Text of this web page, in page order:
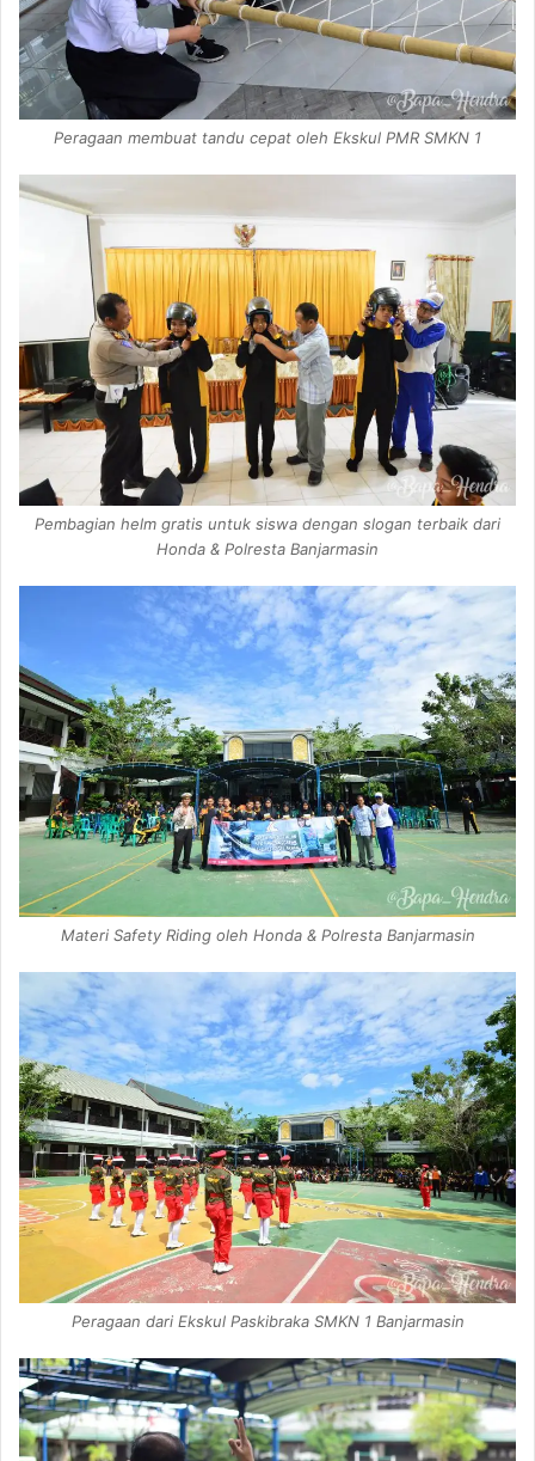
Peragaan membuat tandu cepat oleh Ekskul PMR SMKN 1
Pembagian helm gratis untuk siswa dengan slogan terbaik dari
Honda & Polresta Banjarmasin
Materi Safety Riding oleh Honda & Polresta Banjarmasin
Peragaan dari Ekskul Paskibraka SMKN 1 Banjarmasin